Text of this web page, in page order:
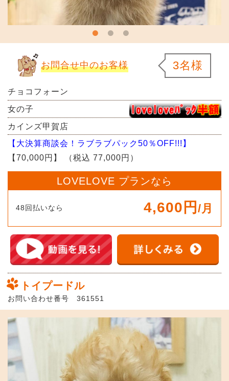
お問合せ中のお客様 3名様
チョコフォーン
女の子
カインズ甲賀店
【大決算商談会！ラブラブパック50％OFF!!!】
【70,000円】
（税込 77,000円）
LOVELOVE プランなら
48回払いなら 4,600円 /月
トイプードル
お問い合わせ番号 361551